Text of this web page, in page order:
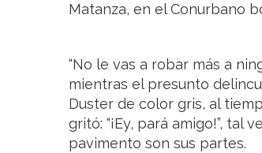
Matanza, en el Conurbano
“No le vas a robar más a
mientras el presunto
Duster de color gris, al
gritó: “¡Ey, pará amigo!”,
pavimento son sus partes.